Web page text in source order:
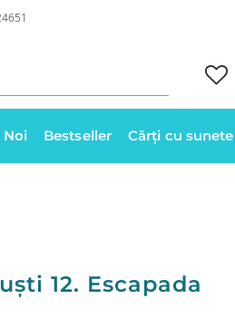
Noi Bestseller Cărți cu sunete
12. Escapada